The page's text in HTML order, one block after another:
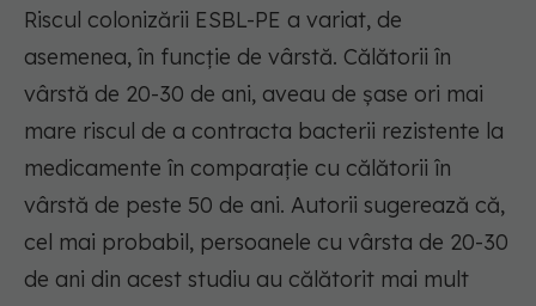
Riscul colonizării ESBL-PE a variat, de
asemenea, în funcție de vârstă. Călătorii în
vârstă de 20-30 de ani, aveau de șase ori mai
mare riscul de a contracta bacterii rezistente la
medicamente în comparație cu călătorii în
vârstă de peste 50 de ani. Autorii sugerează că,
cel mai probabil, persoanele cu vârsta de 20-30
de ani din acest studiu au călătorit mai mult